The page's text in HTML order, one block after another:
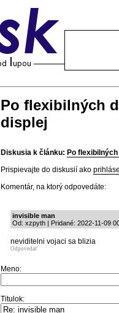
Po flexibilných
displej
Diskusia k článku: Po
Prispievajte do diskusií ako
Komentár, na ktorý odpovedáte:
invisible man
Od: xzpyth | Pridané: 2022-11-09
neviditelni vojaci sa blizia
Odpovedať
Meno:
Titulok: